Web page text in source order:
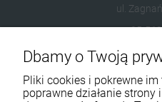
ul.
25-
Dbamy o Twoją
Pliki cookies i pokrewne
poprawne działanie strony